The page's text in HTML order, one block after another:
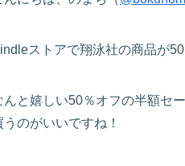
ストアで翔泳社の商品が
んと嬉しい50％オフの半額セ
うのがいいですね！